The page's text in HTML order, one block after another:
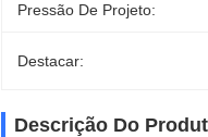
Pressão De Projeto:
Destacar:
Descrição Do